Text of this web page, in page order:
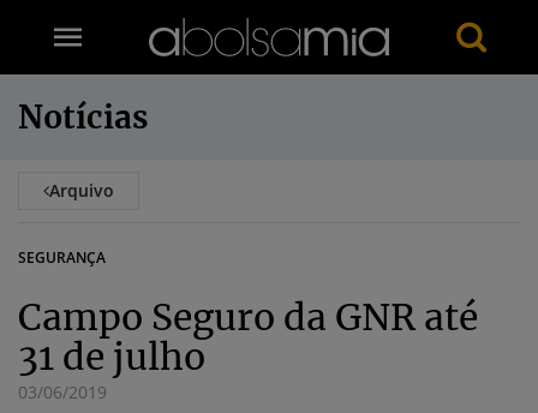
Notícias
Arquivo
SEGURANÇA
Campo Seguro da GNR até
31 de julho
03/06/2019